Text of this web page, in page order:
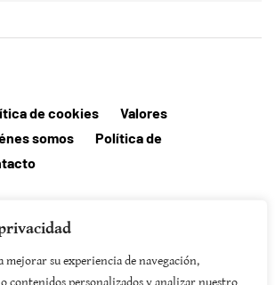
mejorar su experiencia de navegación,
de cookies
Valores
somos
Política de